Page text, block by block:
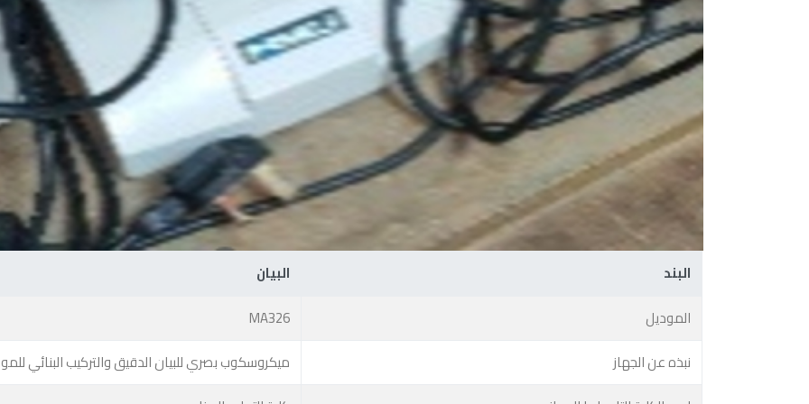
البند
البيان
الموديل
MA326
نبذه عن الجهاز
ميكروسكوب بصري للبيان الدقيق والتركيب البنائي